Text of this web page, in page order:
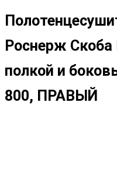
Роснерж Скоба
полкой и
800, ПРАВЫЙ